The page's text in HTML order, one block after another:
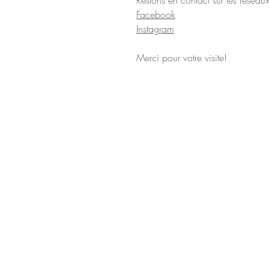
Facebook
Instagram
Merci pour votre visite!